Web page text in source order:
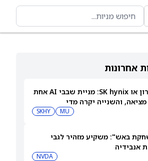
אחרונות
מיקרון או SK hynix: מניית שבבי AI אחת
מציאה, והשנייה יקרה מדי
MU
SKHY
באש": משקיע מזהיר לגבי
אנבידיה
NVDA